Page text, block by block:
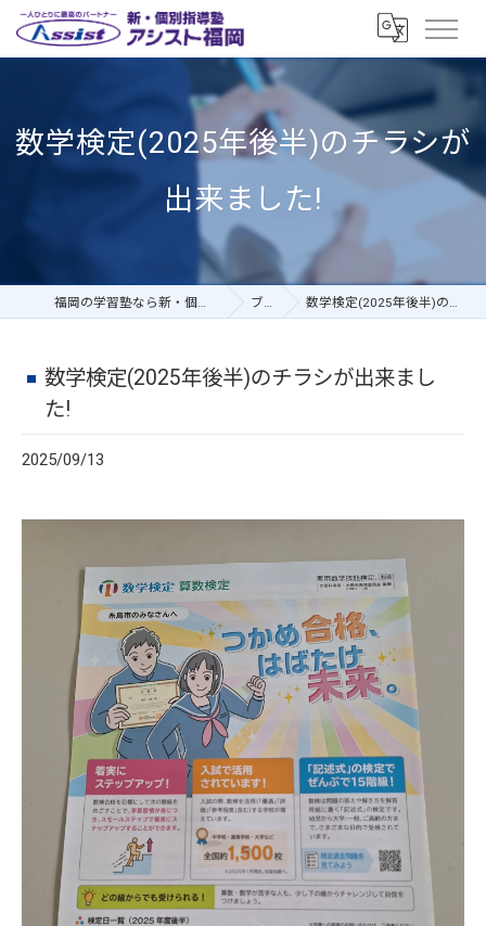
数学検定(2025年後半)のチラシが
出来ました!
福岡の学習塾なら新・個別指導塾アシスト福岡 ブログ 数学検定(2025年後半)のチラシが出来ました!
数学検定(2025年後半)のチラシが出来まし
た!
2025/09/13